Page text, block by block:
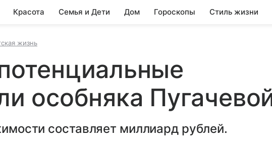
Красота Семья и Дети Дом Гороскопы Стиль жизни
жизнь
особняка
составляет миллиард рублей.